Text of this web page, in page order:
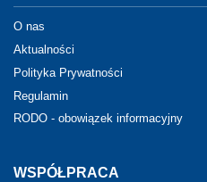
O nas
Aktualności
Polityka Prywatności
Regulamin
RODO - obowiązek informacyjny
WSPÓŁPRACA
Bytom
Tychy